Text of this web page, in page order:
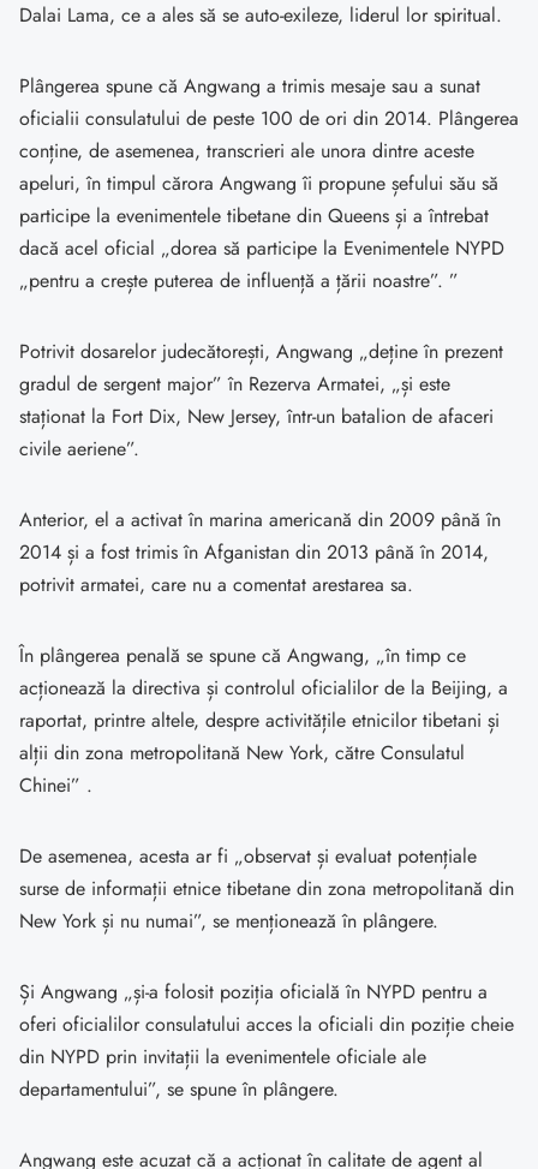
Dalai Lama, ce a ales să se auto-exileze, liderul lor spiritual.
Plângerea spune că Angwang a trimis mesaje sau a sunat
oficialii consulatului de peste 100 de ori din 2014. Plângerea
conține, de asemenea, transcrieri ale unora dintre aceste
apeluri, în timpul cărora Angwang îi propune șefului său să
participe la evenimentele tibetane din Queens și a întrebat
dacă acel oficial „dorea să participe la Evenimentele NYPD
„pentru a crește puterea de influență a țării noastre”. ”
Potrivit dosarelor judecătorești, Angwang „deține în prezent
gradul de sergent major” în Rezerva Armatei, „și este
staționat la Fort Dix, New Jersey, într-un batalion de afaceri
civile aeriene”.
Anterior, el a activat în marina americană din 2009 până în
2014 și a fost trimis în Afganistan din 2013 până în 2014,
potrivit armatei, care nu a comentat arestarea sa.
În plângerea penală se spune că Angwang, „în timp ce
acționează la directiva și controlul oficialilor de la Beijing, a
raportat, printre altele, despre activitățile etnicilor tibetani și
alții din zona metropolitană New York, către Consulatul
Chinei” .
De asemenea, acesta ar fi „observat și evaluat potențiale
surse de informații etnice tibetane din zona metropolitană din
New York și nu numai”, se menționează în plângere.
Și Angwang „și-a folosit poziția oficială în NYPD pentru a
oferi oficialilor consulatului acces la oficiali din poziție cheie
din NYPD prin invitații la evenimentele oficiale ale
departamentului”, se spune în plângere.
Angwang este acuzat că a acționat în calitate de agent al